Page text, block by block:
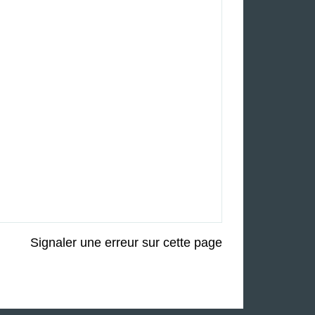
Signaler une erreur sur cette page